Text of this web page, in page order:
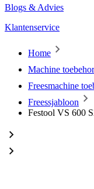
Blogs & Advies
Klantenservice
Home
Machine
Freesmachine
Freessjabloon
Festool VS 600